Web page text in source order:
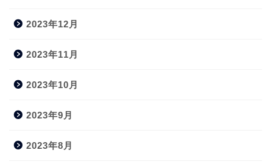
2023年12月
2023年11月
2023年10月
2023年9月
2023年8月